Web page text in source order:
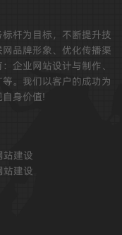
杆为目标，不断提升技
品牌形象、优化传播渠
企业网站设计与制作、
。我们以客户的成功为
身价值!
站建设
站建设